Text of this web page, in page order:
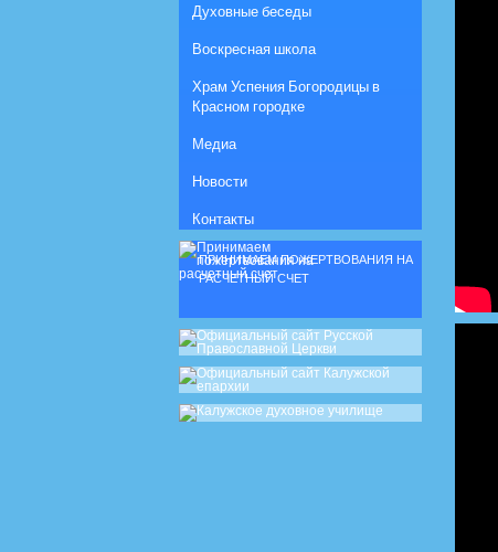
Духовные беседы
Воскресная школа
Храм Успения Богородицы в
Красном городке
Медиа
Новости
Контакты
ПРИНИМАЕМ ПОЖЕРТВОВАНИЯ НА
РАСЧЕТНЫЙ СЧЕТ